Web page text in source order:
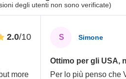
degli utenti non sono verificate)
2.0/10
more
S Simone
Ottimo per gli USA,
Per lo più penso che